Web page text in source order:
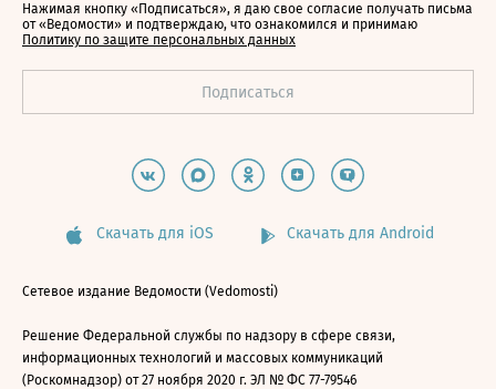
Нажимая кнопку «Подписаться», я даю свое согласие получать письма
от «Ведомости» и подтверждаю, что ознакомился и принимаю
Политику по защите персональных данных
Скачать для iOS Скачать для Android
Сетевое издание Ведомости (Vedomosti)
Решение Федеральной службы по надзору в сфере связи,
информационных технологий и массовых коммуникаций
(Роскомнадзор) от 27 ноября 2020 г. ЭЛ № ФС 77-79546